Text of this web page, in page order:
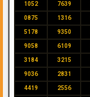
1052 7639
0875 1316
5178 9350
9058 6109
3184 3215
9036 2831
4419 2556